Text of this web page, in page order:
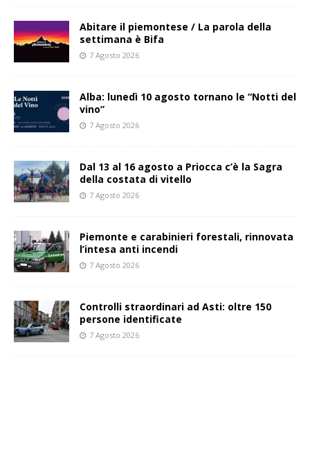
Abitare il piemontese / La parola della
settimana è Bifa
7 Agosto 2026
Alba: lunedì 10 agosto tornano le “Notti del
vino”
7 Agosto 2026
Dal 13 al 16 agosto a Priocca c’è la Sagra
della costata di vitello
7 Agosto 2026
Piemonte e carabinieri forestali, rinnovata
l’intesa anti incendi
7 Agosto 2026
Controlli straordinari ad Asti: oltre 150
persone identificate
7 Agosto 2026